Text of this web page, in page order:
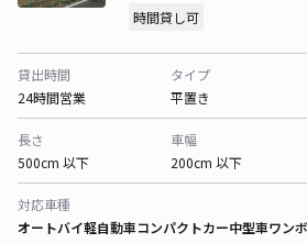
時間貸し可
貸出時間
24時間営業
タイプ
平置き
長さ
500cm 以下
車幅
200cm 以下
対応車種
オートバイ軽自動車コンパクトカー中型車ワン